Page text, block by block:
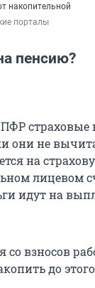
накопительной
порталы
пенсию?
страховые
они не
на
лицевом
идут на
взносов
до